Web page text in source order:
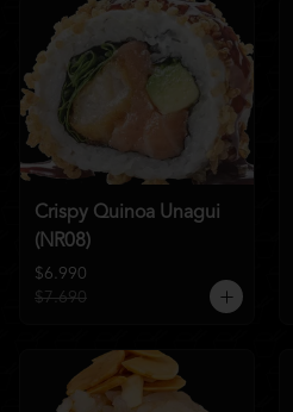
Crispy Quinoa Unagui
(NR08)
$6.990
$7.690